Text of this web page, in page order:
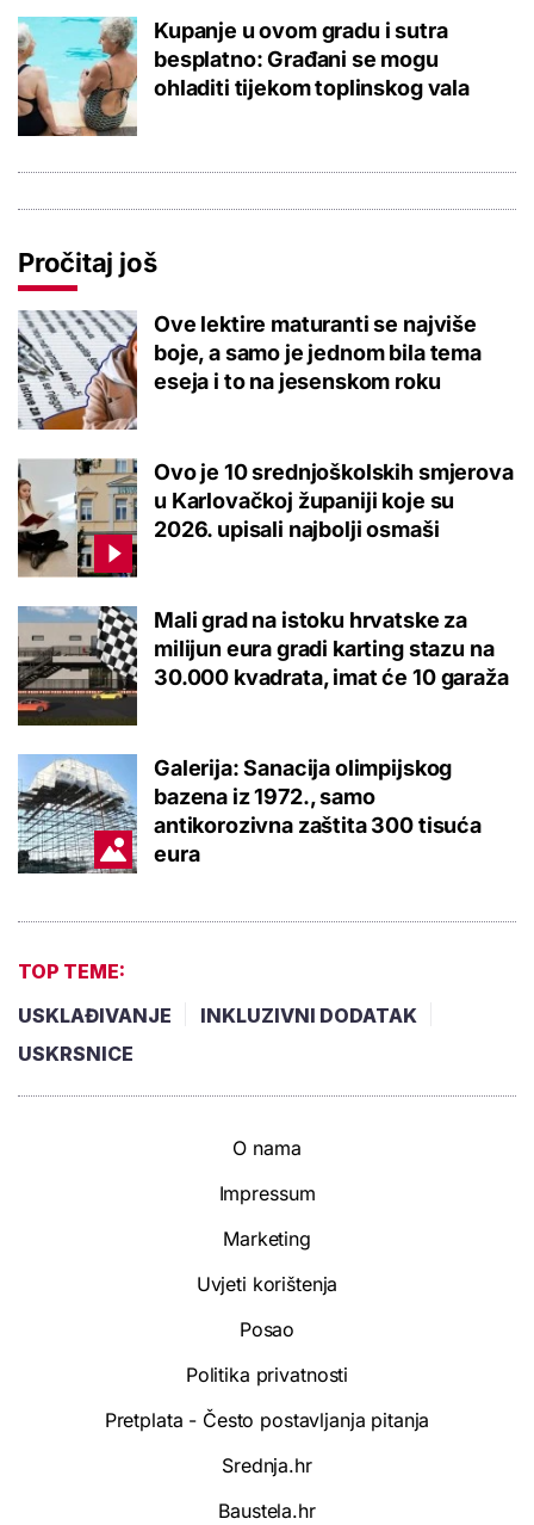
Kupanje u ovom gradu i sutra
besplatno: Građani se mogu
ohladiti tijekom toplinskog vala
Pročitaj još
Ove lektire maturanti se najviše
boje, a samo je jednom bila tema
eseja i to na jesenskom roku
Ovo je 10 srednjoškolskih smjerova
u Karlovačkoj županiji koje su
2026. upisali najbolji osmaši
Mali grad na istoku hrvatske za
milijun eura gradi karting stazu na
30.000 kvadrata, imat će 10 garaža
Galerija: Sanacija olimpijskog
bazena iz 1972., samo
antikorozivna zaštita 300 tisuća
eura
TOP TEME:
USKLAĐIVANJE
INKLUZIVNI DODATAK
USKRSNICE
O nama
Impressum
Marketing
Uvjeti korištenja
Posao
Politika privatnosti
Pretplata - Često postavljanja pitanja
Srednja.hr
Baustela.hr